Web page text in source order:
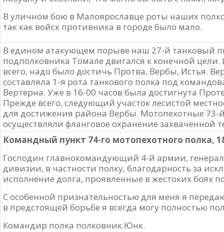
В уличном бою в Малоярославце роты наших
так как войск противника в городе было мало.
В едином атакующем порыве наш 27-й танковый
подполковника Томале двигался к конечной
всего, надо было достичь Протва, Вербы, Истья.
составляла 1-я рота танкового полка под
Вертерна. Уже в 16-00 часов была достигнута
Прежде всего, следующий участок лесистой
для достижения района Вербы. Мотопехотные 73-
осуществляли фланговое охранение захваченной
Командный пункт 74-го мотопехотного полка,
Господин главнокомандующий 4-й армии,
дивизии, в частности полку, благодарность за
исполнение долга, проявленные в жестоких боях
С особенной признательностью для меня я
в предстоящей борьбе я всегда могу полностью
Командир полка полковник Юнк.